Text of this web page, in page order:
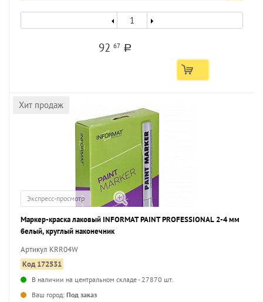
9267 a
Хит продаж
Экспресс-просмотр
Маркер-краска лаковый INFORMAT PAINT PROFESSIONAL 2-4 мм
белый, круглый наконечник
Артикул KRR04W
Код 172531
В наличии на центральном складе - 27870 шт.
Ваш город: Под заказ